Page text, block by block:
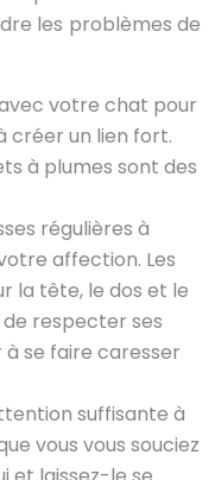
les problèmes de
votre chat pour
créer un lien fort.
à plumes sont des
régulières à
affection. Les
la tête, le dos et le
respecter ses
se faire caresser
suffisante à
vous vous souciez